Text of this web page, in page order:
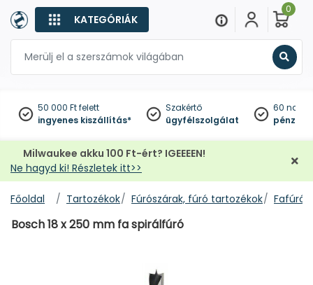
KATEGÓRIÁK
0
50 000 Ft felett
ingyenes kiszállítás*
Szakértő
ügyfélszolgálat
60
Milwaukee akku 100 Ft-ért? IGEEEEN!
Ne hagyd ki! Részletek itt>>
Főoldal Tartozékok Fúrószárak, fúró tartozékok Fafúrók
Bosch 18 x 250 mm fa spirálfúró